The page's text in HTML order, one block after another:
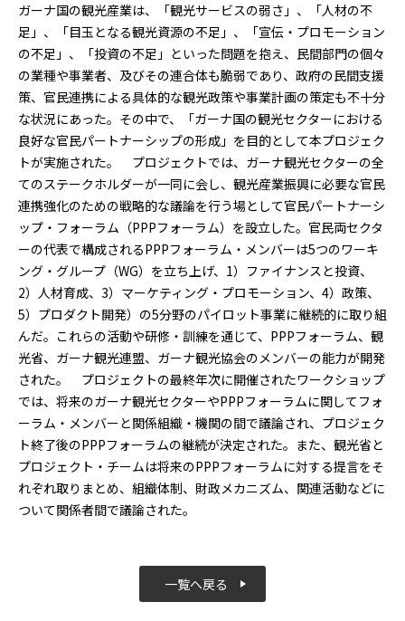
ガーナ国の観光産業は、「観光サービスの弱さ」、「人材の不
足」、「目玉となる観光資源の不足」、「宣伝・プロモーション
の不足」、「投資の不足」といった問題を抱え、民間部門の個々
の業種や事業者、及びその連合体も脆弱であり、政府の民間支援
策、官民連携による具体的な観光政策や事業計画の策定も不十分
な状況にあった。その中で、「ガーナ国の観光セクターにおける
良好な官民パートナーシップの形成」を目的として本プロジェク
トが実施された。 プロジェクトでは、ガーナ観光セクターの全
てのステークホルダーが一同に会し、観光産業振興に必要な官民
連携強化のための戦略的な議論を行う場として官民パートナーシ
ップ・フォーラム（PPPフォーラム）を設立した。官民両セクタ
ーの代表で構成されるPPPフォーラム・メンバーは5つのワーキ
ング・グループ（WG）を立ち上げ、1）ファイナンスと投資、
2）人材育成、3）マーケティング・プロモーション、4）政策、
5）プロダクト開発）の5分野のパイロット事業に継続的に取り組
んだ。これらの活動や研修・訓練を通じて、PPPフォーラム、観
光省、ガーナ観光連盟、ガーナ観光協会のメンバーの能力が開発
された。 プロジェクトの最終年次に開催されたワークショップ
では、将来のガーナ観光セクターやPPPフォーラムに関してフォ
ーラム・メンバーと関係組織・機関の間で議論され、プロジェク
ト終了後のPPPフォーラムの継続が決定された。また、観光省と
プロジェクト・チームは将来のPPPフォーラムに対する提言をそ
れぞれ取りまとめ、組織体制、財政メカニズム、関連活動などに
ついて関係者間で議論された。
一覧へ戻る